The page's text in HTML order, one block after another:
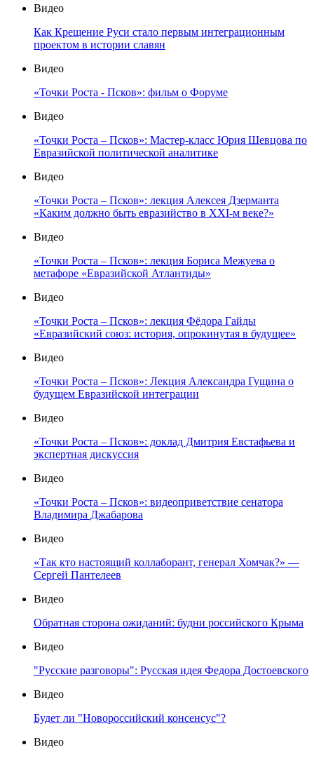
Видео
Как Крещение Руси стало первым интеграционным
проектом в истории славян
Видео
«Точки Роста - Псков»: фильм о Форуме
Видео
«Точки Роста – Псков»: Мастер-класс Юрия Шевцова по
Евразийской политической аналитике
Видео
«Точки Роста – Псков»: лекция Алексея Дзерманта
«Каким должно быть евразийство в XXI-м веке?»
Видео
«Точки Роста – Псков»: лекция Бориса Межуева о
метафоре «Евразийской Атлантиды»
Видео
«Точки Роста – Псков»: лекция Фёдора Гайды
«Евразийский союз: история, опрокинутая в будущее»
Видео
«Точки Роста – Псков»: Лекция Александра Гущина о
будущем Евразийской интеграции
Видео
«Точки Роста – Псков»: доклад Дмитрия Евстафьева и
экспертная дискуссия
Видео
«Точки Роста – Псков»: видеоприветствие сенатора
Владимира Джабарова
Видео
«Так кто настоящий коллаборант, генерал Хомчак?» —
Сергей Пантелеев
Видео
Обратная сторона ожиданий: будни российского Крыма
Видео
"Русские разговоры": Русская идея Федора Достоевского
Видео
Будет ли "Новороссийский консенсус"?
Видео